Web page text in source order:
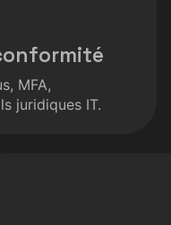
MFA,
juridiques IT.